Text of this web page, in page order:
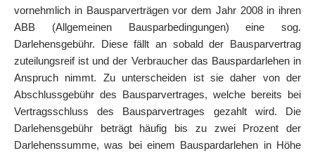
vornehmlich in Bausparverträgen vor dem Jahr 2008 in ihren
ABB (Allgemeinen Bausparbedingungen) eine sog.
Darlehensgebühr. Diese fällt an sobald der Bausparvertrag
zuteilungsreif ist und der Verbraucher das Bauspardarlehen in
Anspruch nimmt. Zu unterscheiden ist sie daher von der
Abschlussgebühr des Bausparvertrages, welche bereits bei
Vertragsschluss des Bausparvertrages gezahlt wird. Die
Darlehensgebühr beträgt häufig bis zu zwei Prozent der
Darlehenssumme, was bei einem Bauspardarlehen in Höhe